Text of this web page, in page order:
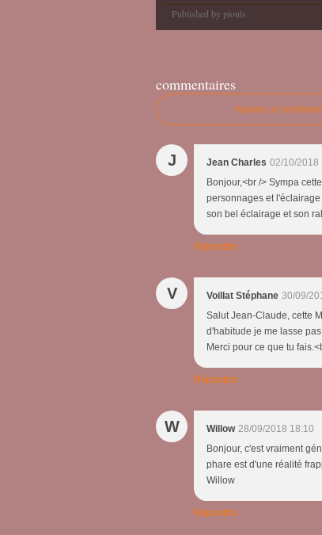
Published by piouls
commentaires
Ajouter un
J Jean Charles 02/10/2018
Bonjour,<br /> Sympa
personnages et
son bel éclairage et son
Répondre
V Voillat Stéphane 30/09/
Salut Jean-Claude, cette
d'habitude je me lasse
Merci pour ce que tu
Répondre
W Willow 28/09/2018 18:10
Bonjour, c'est vraiment
phare est d'une réalité
Willow
Répondre